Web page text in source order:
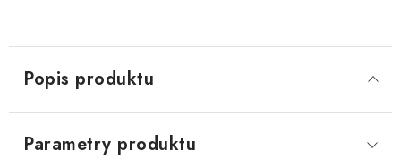
Popis produktu
Parametry produktu